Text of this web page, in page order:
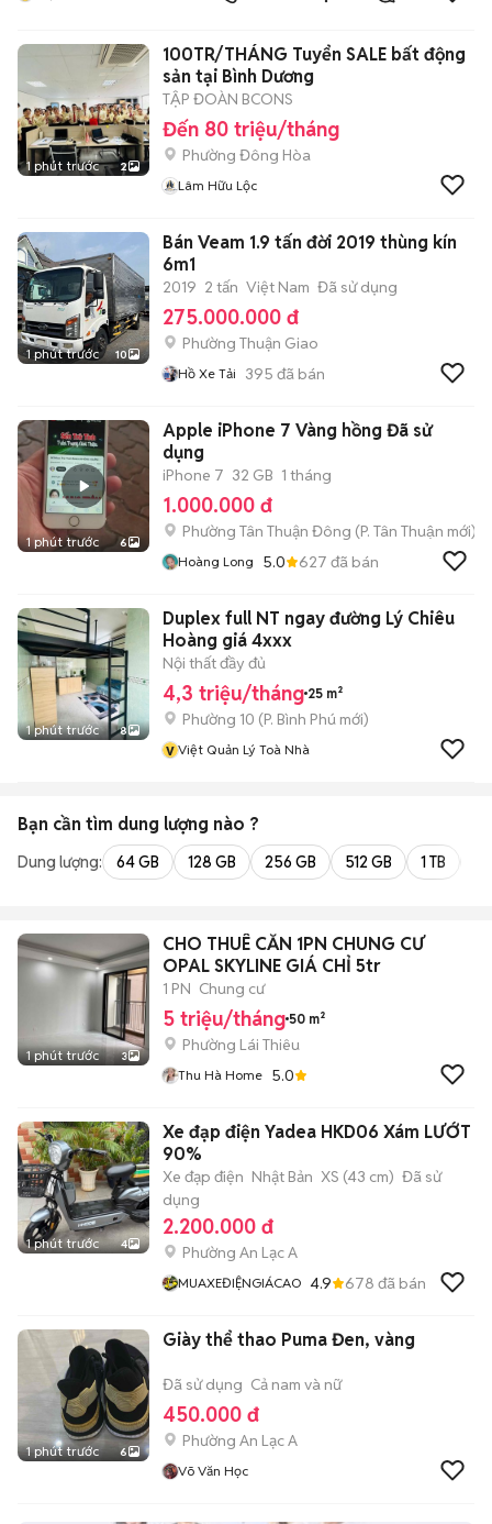
1 phút trước 2
100TR/THÁNG Tuyển SALE bất động
sản tại Bình Dương
TẬP ĐOÀN BCONS
Đến 80 triệu/tháng
Phường Đông Hòa
Lâm Hữu Lộc
1 phút trước 10
Bán Veam 1.9 tấn đời 2019 thùng kín
6m1
2019 2 tấn Việt Nam Đã sử dụng
275.000.000 đ
Phường Thuận Giao
Hồ Xe Tải 395 đã bán
1 phút trước 6
Apple iPhone 7 Vàng hồng Đã sử
dụng
iPhone 7 32 GB 1 tháng
1.000.000 đ
Phường Tân Thuận Đông (P. Tân Thuận mới)
Hoàng Long 5.0 627 đã bán
1 phút trước 8
Duplex full NT ngay đường Lý Chiêu
Hoàng giá 4xxx
Nội thất đầy đủ
4,3 triệu/tháng 25 m²
Phường 10 (P. Bình Phú mới)
v Việt Quản Lý Toà Nhà
Bạn cần tìm dung lượng nào ?
Dung lượng: 64 GB 128 GB 256 GB 512 GB 1 TB
1 phút trước 3
CHO THUÊ CĂN 1PN CHUNG CƯ
OPAL SKYLINE GIÁ CHỈ 5tr
1 PN Chung cư
5 triệu/tháng 50 m²
Phường Lái Thiêu
Thu Hà Home 5.0
1 phút trước 4
Xe đạp điện Yadea HKD06 Xám LƯỚT
90%
Xe đạp điện Nhật Bản XS (43 cm) Đã sử
dụng
2.200.000 đ
Phường An Lạc A
MUAXEĐIỆNGIÁCAO 4.9 678 đã bán
1 phút trước 6
Giày thể thao Puma Đen, vàng
Đã sử dụng Cả nam và nữ
450.000 đ
Phường An Lạc A
Võ Văn Học